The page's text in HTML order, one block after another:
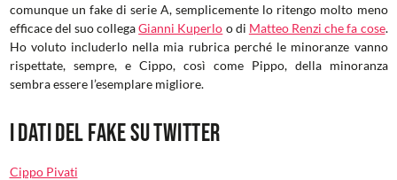
comunque un fake di serie A, semplicemente lo ritengo molto meno
efficace del suo collegaGianni Kuperlo o di Matteo Renzi che fa cose.
Ho voluto includerlo nella mia rubrica perché le minoranze vanno
rispettate, sempre, e Cippo, così come Pippo, della minoranza
sembra essere l’esemplare migliore.
I dati del fake su Twitter
Cippo Pivati